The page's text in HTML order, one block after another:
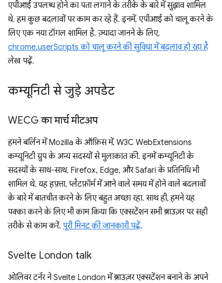
एपीआई उपलब्ध होने का पता लगाने के तरीके के बारे में सुझाव शामिल
थे. हम कुछ बदलावों पर काम कर रहे हैं. इनमें, एपीआई को चालू करने के
लिए एक नया टॉगल शामिल है. ज़्यादा जानने के लिए,
chrome.userScripts को चालू करने की सुविधा में बदलाव हो रहा है
लेख पढ़ें.
कम्यूनिटी से जुड़े अपडेट
WECG का मार्च मीटअप
हमने बर्लिन में Mozilla के ऑफ़िस में, W3C WebExtensions
कम्यूनिटी ग्रुप के अन्य सदस्यों से मुलाकात की. इनमें कम्यूनिटी के
सदस्यों के साथ-साथ, Firefox, Edge, और Safari के प्रतिनिधि भी
शामिल थे. यह हफ़्ता, प्लैटफ़ॉर्म में आने वाले समय में होने वाले बदलावों
के बारे में बातचीत करने के लिए बहुत अच्छा रहा. साथ ही, हमने यह
पक्का करने के लिए भी काम किया कि एक्सटेंशन सभी ब्राउज़र पर सही
तरीके से काम करें. पूरी मिनट की जानकारी पढ़ें.
Svelte London talk
ओलिवर टर्नर ने Svelte London में ब्राउज़र एक्सटेंशन बनाने के अपने